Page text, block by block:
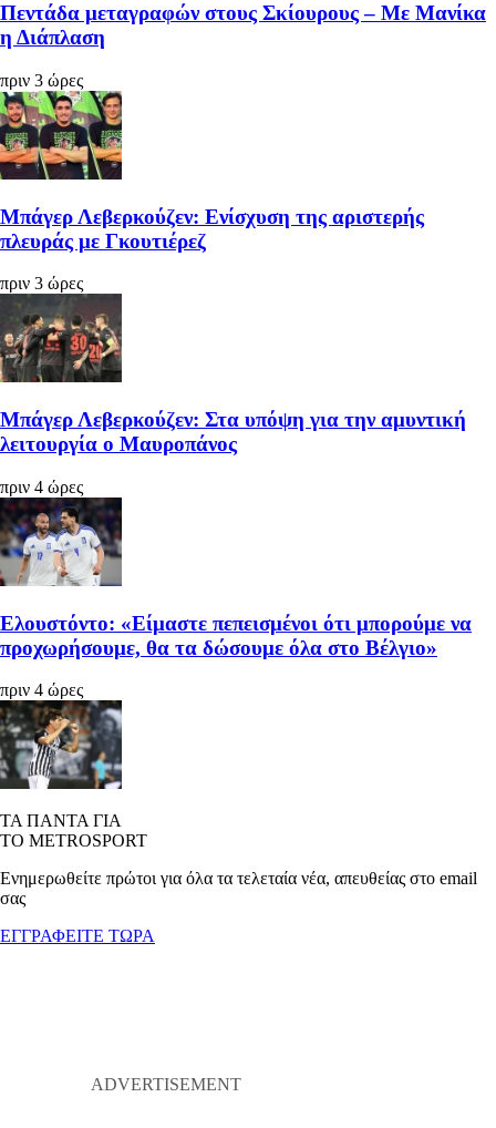
Πεντάδα μεταγραφών στους Σκίουρους – Με Μανίκα
η Διάπλαση
πριν 3 ώρες
Μπάγερ Λεβερκούζεν: Ενίσχυση της αριστερής
πλευράς με Γκουτιέρεζ
πριν 3 ώρες
Μπάγερ Λεβερκούζεν: Στα υπόψη για την αμυντική
λειτουργία ο Μαυροπάνος
πριν 4 ώρες
Ελουστόντο: «Είμαστε πεπεισμένοι ότι μπορούμε να
προχωρήσουμε, θα τα δώσουμε όλα στο Βέλγιο»
πριν 4 ώρες
ΤΑ ΠΑΝΤΑ ΓΙΑ
ΤΟ METROSPORT
Ενημερωθείτε πρώτοι για όλα τα τελεταία νέα, απευθείας στο email
σας
ΕΓΓΡΑΦΕΙΤΕ ΤΩΡΑ